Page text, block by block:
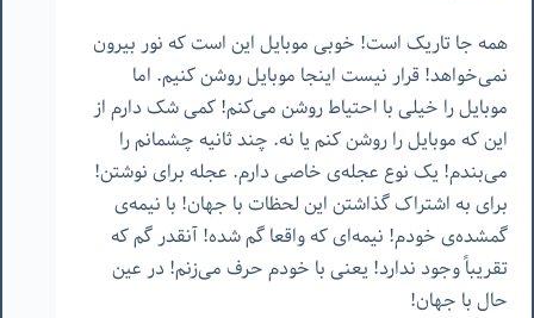
همه جا تاریک است! خوبی موبایل این است که نور بیرون
نمی‌خواهد! قرار نیست اینجا موبایل روشن کنیم. اما
موبایل را خیلی با احتیاط روشن می‌کنم! کمی شک دارم از
این که موبایل را روشن کنم یا نه. چند ثانیه چشمانم را
می‌بندم! یک نوع عجله‌ی خاصی دارم. عجله برای نوشتن!
برای به اشتراک گذاشتن این لحظات با جهان! با نیمه‌ی
گمشده‌ی خودم! نیمه‌ای که واقعا گم شده! آنقدر گم که
تقریباً وجود ندارد! یعنی با خودم حرف می‌زنم! در عین
حال با جهان!